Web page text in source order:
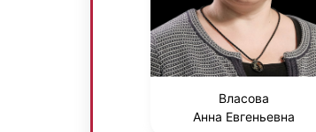
Власова
Анна Евгеньевна